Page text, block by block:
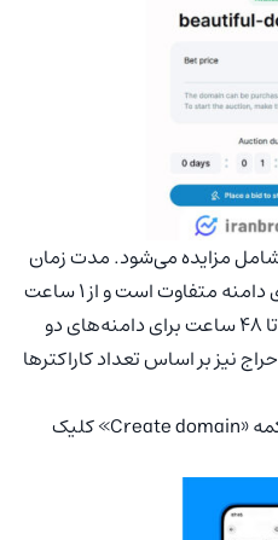
شامل مزایده می‌شود. مدت زمان
مزایده بسته به تعداد کاراکترهای دامنه متفاوت است و از 1 ساعت
برای دامنه‌های 7 حرفی و بیشتر تا 48 ساعت برای دامنه‌های دو
نیز بر اساس تعداد کاراکترها
برای ایجاد یک دامنه، باید روی دکمه «Create domain» کلیک